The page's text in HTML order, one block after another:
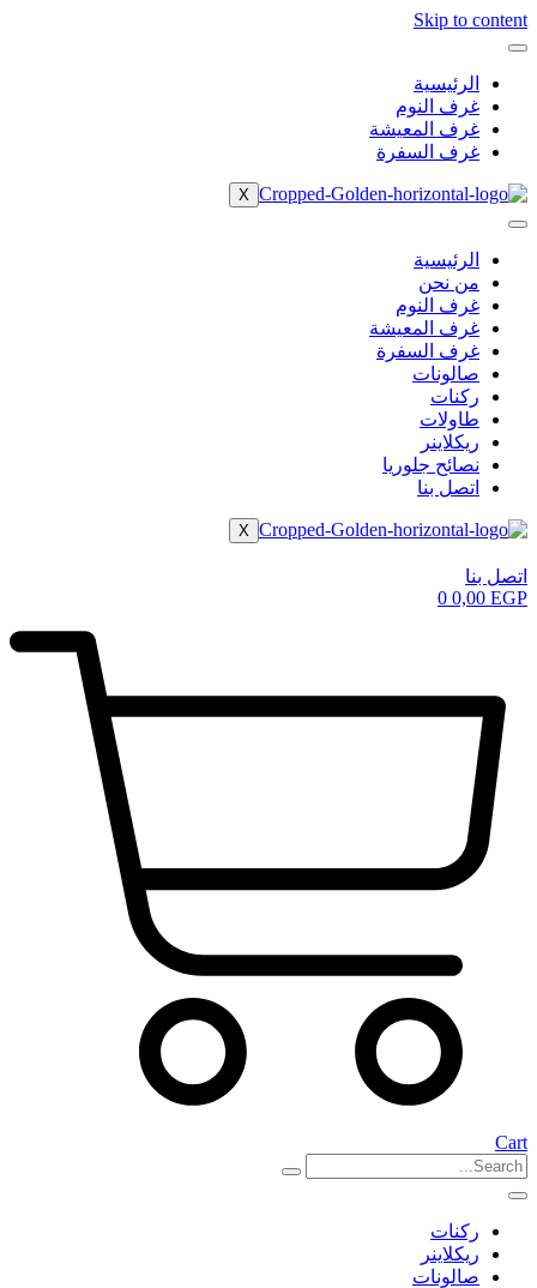
Skip to content
الرئيسية
غرف النوم
غرف المعيشة
غرف السفرة
X
الرئيسية
من نحن
غرف النوم
غرف المعيشة
غرف السفرة
صالونات
ركنات
طاولات
ريكلاينر
نصائح جلوريا
اتصل بنا
X
اتصل بنا
0,00 EGP
0
Cart
ركنات
ريكلاينر
صالونات